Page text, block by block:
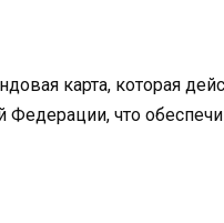
карта, которая
Федерации, что